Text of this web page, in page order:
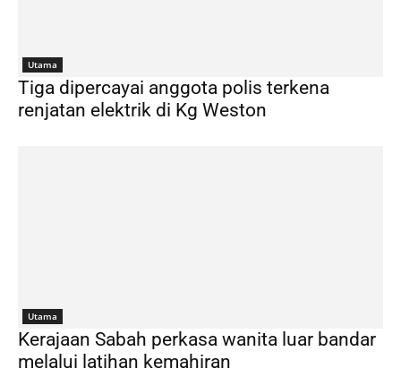
Utama
Tiga dipercayai anggota polis terkena
renjatan elektrik di Kg Weston
Utama
Kerajaan Sabah perkasa wanita luar bandar
melalui latihan kemahiran